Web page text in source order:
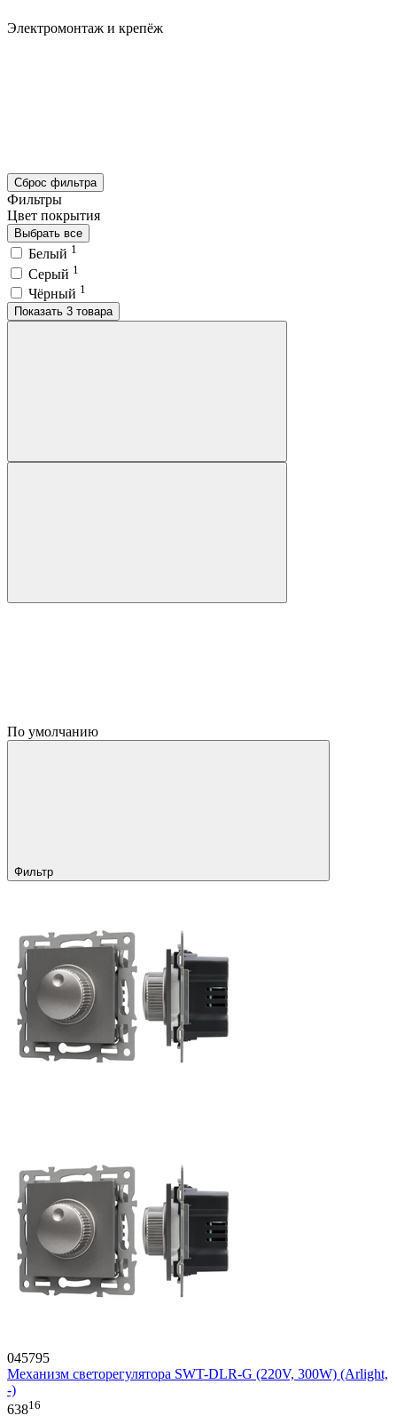
Электромонтаж и крепёж
Сброс фильтра
Фильтры
Цвет покрытия
Выбрать все
Белый 1
Серый 1
Чёрный 1
Показать 3 товара
По умолчанию
Фильтр
045795
Механизм светорегулятора SWT-DLR-G (220V, 300W) (Arlight,
-)
63816